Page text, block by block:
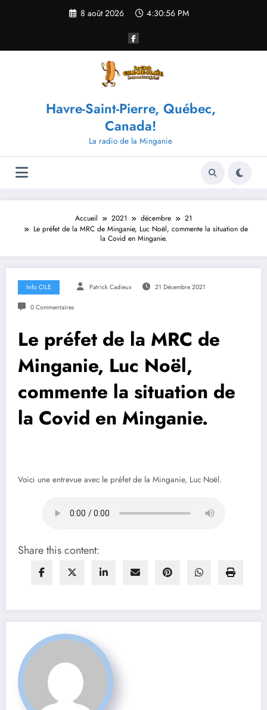
8 août 2026 4:30:56 PM
Havre-Saint-Pierre, Québec,
Canada!
La radio de la Minganie
Accueil 2021 décembre
21
Le préfet de la MRC de Minganie, Luc Noël, commente la situation de
la Covid en Minganie.
Info CILE Patrick Cadieux 21 Décembre 2021
0 Commentaires
Le préfet de la MRC de
Minganie, Luc Noël,
commente la situation de
la Covid en Minganie.
Voici une entrevue avec le préfet de la Minganie, Luc Noël.
Share this content: